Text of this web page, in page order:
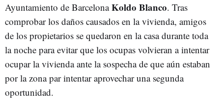
Ayuntamiento de BarcelonaKoldo Blanco. Tras
comprobar los daños causados en la vivienda, amigos
de los propietarios se quedaron en la casa durante toda
la noche para evitar que los ocupas volvieran a intentar
ocupar la vivienda ante la sospecha de que aún estaban
por la zona par intentar aprovechar una segunda
oportunidad.